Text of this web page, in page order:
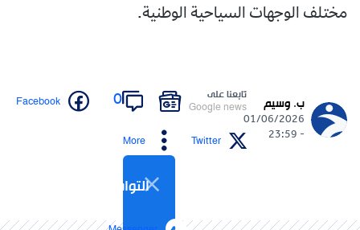
مختلف الوجهات السياحية الوطنية.
ب. وسيم
01/06/2026
- 23:59
تابعنا على
Google news
0
Facebook
Twitter
More
التواصل الاجتماعي